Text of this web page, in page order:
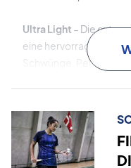
Ultra Light – Die
eine hervorragende
Schwünge. Perfekt für
Shot Optimizer – Eine
erweitertes Sweetspot
Präzision – auch bei